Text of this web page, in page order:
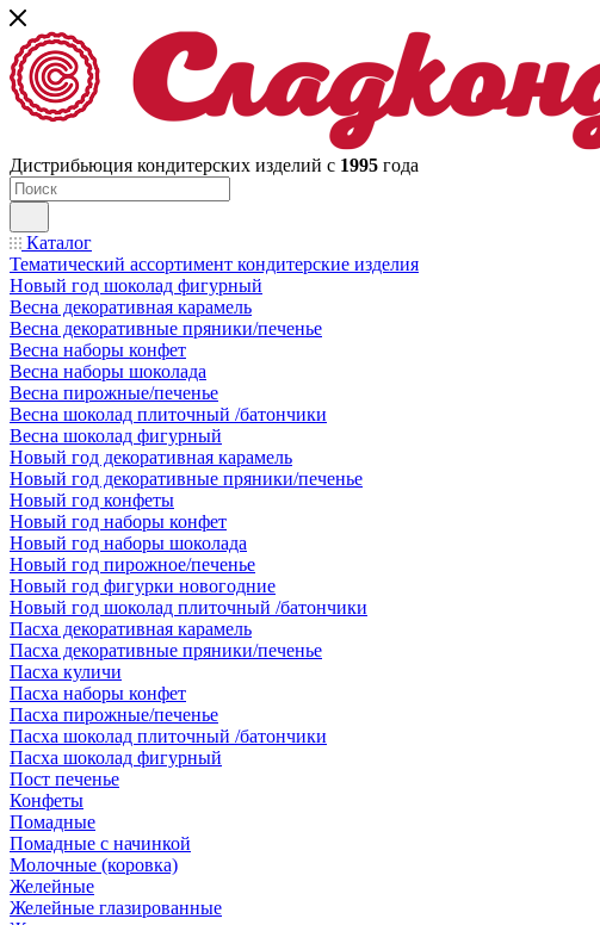
Дистрибьюция кондитерских изделий с 1995 года
Каталог
Тематический ассортимент кондитерские изделия
Новый год шоколад фигурный
Весна декоративная карамель
Весна декоративные пряники/печенье
Весна наборы конфет
Весна наборы шоколада
Весна пирожные/печенье
Весна шоколад плиточный /батончики
Весна шоколад фигурный
Новый год декоративная карамель
Новый год декоративные пряники/печенье
Новый год конфеты
Новый год наборы конфет
Новый год наборы шоколада
Новый год пирожное/печенье
Новый год фигурки новогодние
Новый год шоколад плиточный /батончики
Пасха декоративная карамель
Пасха декоративные пряники/печенье
Пасха куличи
Пасха наборы конфет
Пасха пирожные/печенье
Пасха шоколад плиточный /батончики
Пасха шоколад фигурный
Пост печенье
Конфеты
Помадные
Помадные с начинкой
Молочные (коровка)
Желейные
Желейные глазированные